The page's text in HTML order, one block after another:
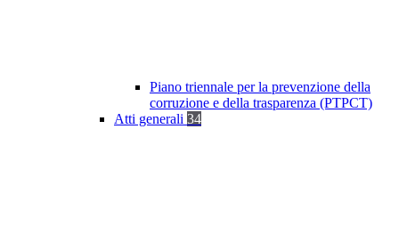
Piano triennale per la prevenzione della
corruzione e della trasparenza (PTPCT)
Atti generali 34